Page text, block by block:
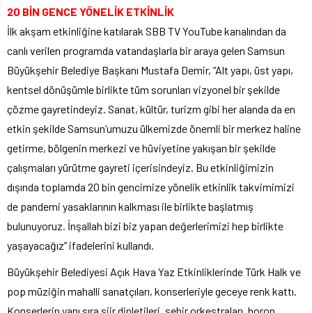
20 BİN GENCE YÖNELİK ETKİNLİK
İlk akşam etkinliğine katılarak SBB TV YouTube kanalından da
canlı verilen programda vatandaşlarla bir araya gelen Samsun
Büyükşehir Belediye Başkanı Mustafa Demir, “Alt yapı, üst yapı,
kentsel dönüşümle birlikte tüm sorunları vizyonel bir şekilde
çözme gayretindeyiz. Sanat, kültür, turizm gibi her alanda da en
etkin şekilde Samsun’umuzu ülkemizde önemli bir merkez haline
getirme, bölgenin merkezi ve hüviyetine yakışan bir şekilde
çalışmaları yürütme gayreti içerisindeyiz. Bu etkinliğimizin
dışında toplamda 20 bin gencimize yönelik etkinlik takvimimizi
de pandemi yasaklarının kalkması ile birlikte başlatmış
bulunuyoruz. İnşallah bizi biz yapan değerlerimizi hep birlikte
yaşayacağız” ifadelerini kullandı.
Büyükşehir Belediyesi Açık Hava Yaz Etkinliklerinde Türk Halk ve
pop müziğin mahalli sanatçıları, konserleriyle geceye renk kattı.